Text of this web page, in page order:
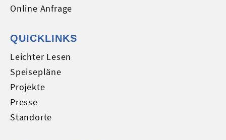
Online Anfrage
QUICKLINKS
Leichter Lesen
Speisepläne
Projekte
Presse
Standorte